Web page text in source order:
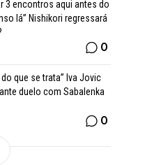
3 encontros aqui antes do
lá” Nishikori regressará
0
que se trata” Iva Jovic
duelo com Sabalenka
0